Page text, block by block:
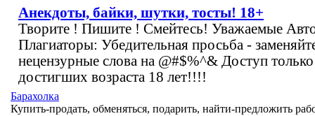
Анекдоты, байки, шутки, тосты! 18+
Творите ! Пишите ! Смейтесь! Уважаемые
Плагиаторы: Убедительная просьба -
нецензурные слова на @#$%^& Доступ
достигших возраста 18 лет!!!!
Барахолка
Купить-продать, обменяться, подарить, найти-предложить